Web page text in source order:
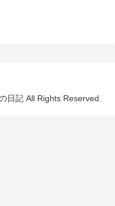
日記 All Rights Reserved.